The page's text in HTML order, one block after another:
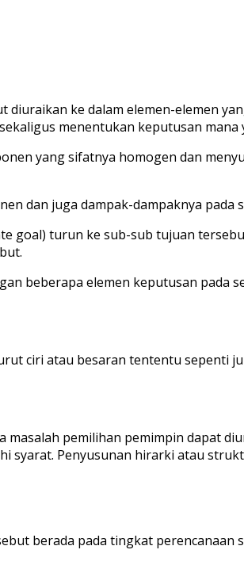
ke dalam elemen-elemen
menentukan keputusan mana
yang sifatnya homogen dan
dan juga dampak-dampaknya pada
goal) turun ke sub-sub tujuan
beberapa elemen keputusan pada
ciri atau besaran tententu sepenti
pemilihan pemimpin dapat
syarat. Penyusunan hirarki atau
berada pada tingkat perencanaan